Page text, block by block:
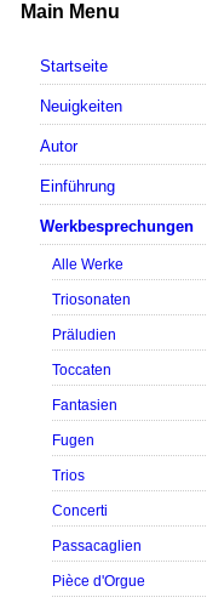
Main Menu
Startseite
Neuigkeiten
Autor
Einführung
Werkbesprechungen
Alle Werke
Triosonaten
Präludien
Toccaten
Fantasien
Fugen
Trios
Concerti
Passacaglien
Pièce d'Orgue